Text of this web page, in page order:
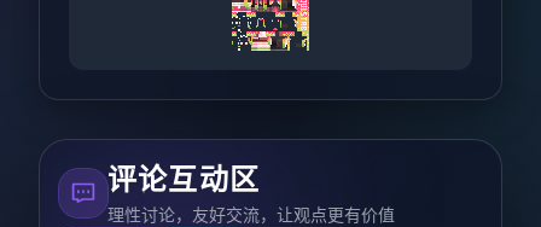
评论互动区
理性讨论，友好交流，让观点更有价值